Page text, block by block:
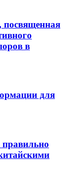
посвященная
в
для
правильно